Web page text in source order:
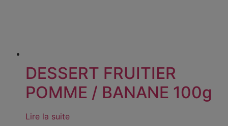
DESSERT FRUITIER
POMME / BANANE 100g
Lire la suite